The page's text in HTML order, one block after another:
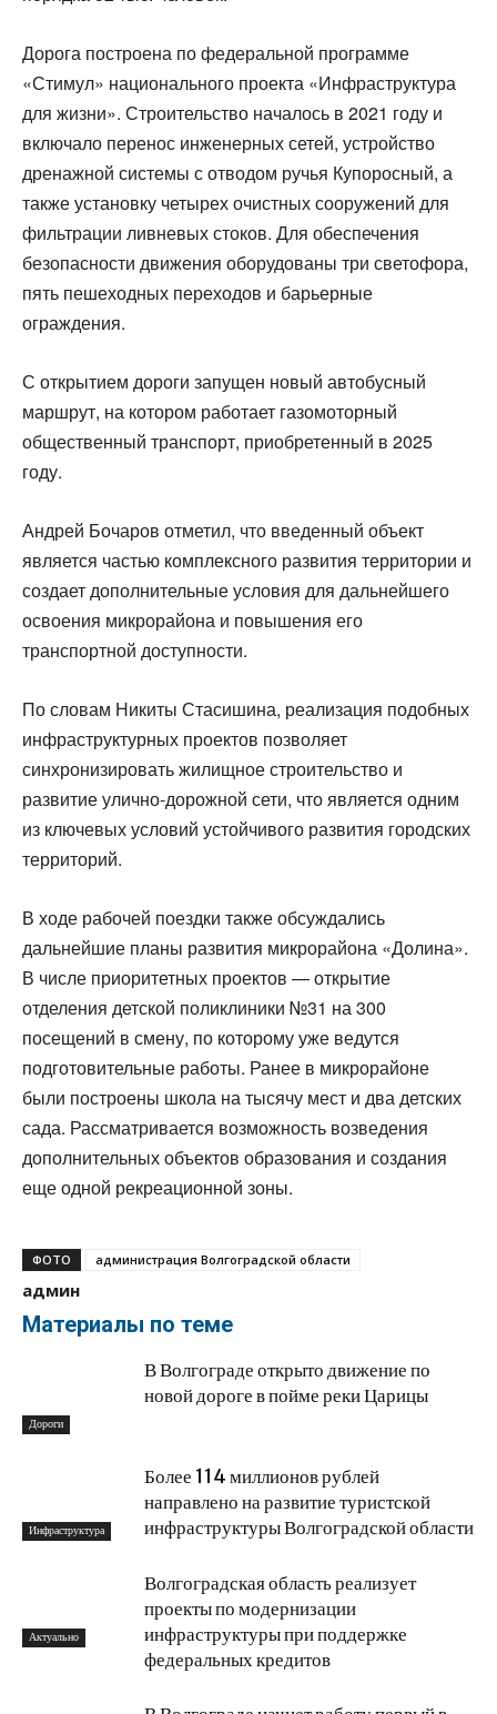
Дорога построена по федеральной программе
«Стимул» национального проекта «Инфраструктура
для жизни». Строительство началось в 2021 году и
включало перенос инженерных сетей, устройство
дренажной системы с отводом ручья Купоросный, а
также установку четырех очистных сооружений для
фильтрации ливневых стоков. Для обеспечения
безопасности движения оборудованы три светофора,
пять пешеходных переходов и барьерные
ограждения.
С открытием дороги запущен новый автобусный
маршрут, на котором работает газомоторный
общественный транспорт, приобретенный в 2025
году.
Андрей Бочаров отметил, что введенный объект
является частью комплексного развития территории и
создает дополнительные условия для дальнейшего
освоения микрорайона и повышения его
транспортной доступности.
По словам Никиты Стасишина, реализация подобных
инфраструктурных проектов позволяет
синхронизировать жилищное строительство и
развитие улично-дорожной сети, что является одним
из ключевых условий устойчивого развития городских
территорий.
В ходе рабочей поездки также обсуждались
дальнейшие планы развития микрорайона «Долина».
В числе приоритетных проектов — открытие
отделения детской поликлиники №31 на 300
посещений в смену, по которому уже ведутся
подготовительные работы. Ранее в микрорайоне
были построены школа на тысячу мест и два детских
сада. Рассматривается возможность возведения
дополнительных объектов образования и создания
еще одной рекреационной зоны.
ФОТО администрация Волгоградской области
админ
Материалы по теме
Дороги
В Волгограде открыто движение по
новой дороге в пойме реки Царицы
Инфраструктура
Более 114 миллионов рублей
направлено на развитие туристской
инфраструктуры Волгоградской области
Актуально
Волгоградская область реализует
проекты по модернизации
инфраструктуры при поддержке
федеральных кредитов